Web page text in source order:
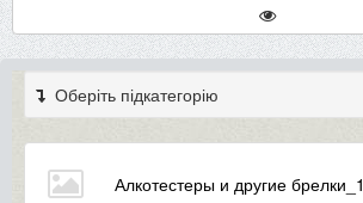
Оберіть підкатегорію
Алкотестеры и другие брелки_1